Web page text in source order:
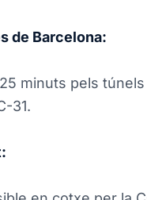
de Barcelona:
minuts pels túnels
31.